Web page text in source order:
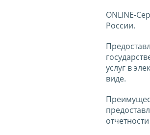
ONLINE-
России.
услуг в
виде.